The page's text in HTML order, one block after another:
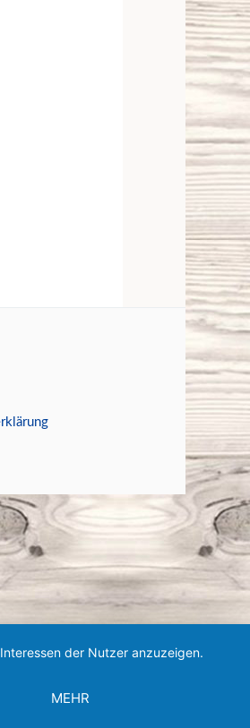
der Nutzer anzuzeigen.
MEHR